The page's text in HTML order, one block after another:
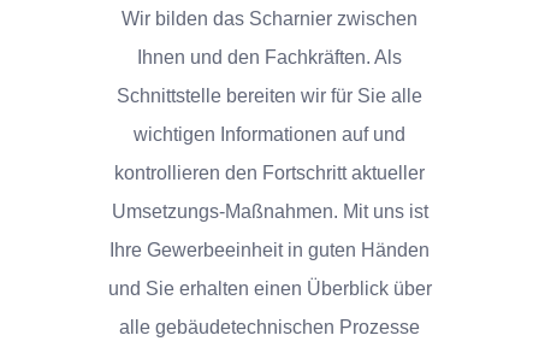
Wir bilden das Scharnier zwischen
Ihnen und den Fachkräften. Als
Schnittstelle bereiten wir für Sie alle
wichtigen Informationen auf und
kontrollieren den Fortschritt aktueller
Umsetzungs-Maßnahmen. Mit uns ist
Ihre Gewerbeeinheit in guten Händen
und Sie erhalten einen Überblick über
alle gebäudetechnischen Prozesse